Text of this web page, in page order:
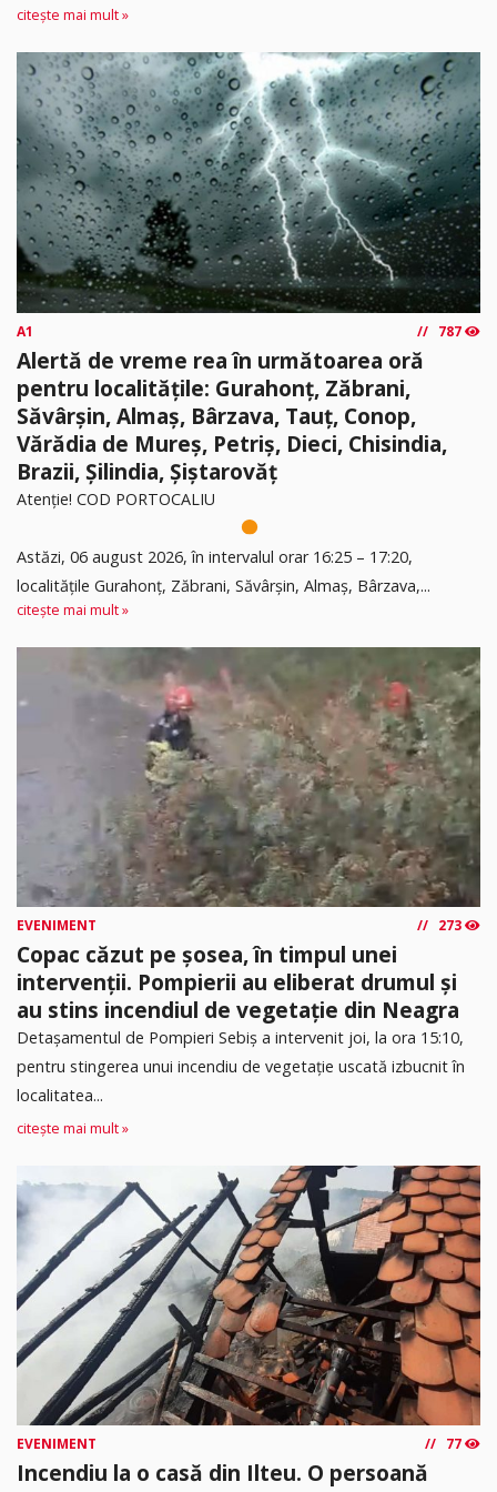
citește mai mult »
A1 787
Alertă de vreme rea în următoarea oră
pentru localitățile: Gurahonț, Zăbrani,
Săvârșin, Almaș, Bârzava, Tauț, Conop,
Vărădia de Mureș, Petriș, Dieci, Chisindia,
Brazii, Șilindia, Șiștarovăț
Atenție! COD PORTOCALIU
Astăzi, 06 august 2026, în intervalul orar 16:25 – 17:20,
localitățile Gurahonț, Zăbrani, Săvârșin, Almaș, Bârzava,...
citește mai mult »
EVENIMENT 273
Copac căzut pe șosea, în timpul unei
intervenții. Pompierii au eliberat drumul și
au stins incendiul de vegetație din Neagra
Detașamentul de Pompieri Sebiș a intervenit joi, la ora 15:10,
pentru stingerea unui incendiu de vegetație uscată izbucnit în
localitatea...
citește mai mult »
EVENIMENT 77
Incendiu la o casă din Ilteu. O persoană